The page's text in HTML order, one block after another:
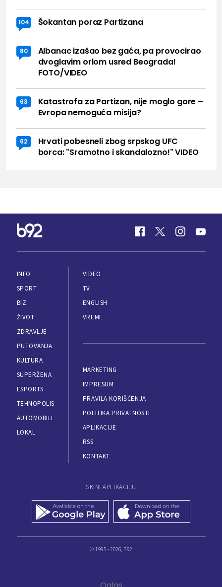
104 Šokantan poraz Partizana
80
Albanac izašao bez gaća, pa provocirao
dvoglavim orlom usred Beograda!
FOTO/VIDEO
63
Katastrofa za Partizan, nije moglo gore –
Evropa nemoguća misija?
62
Hrvati pobesneli zbog srpskog UFC
borca: "Sramotno i skandalozno!" VIDEO
INFO
SPORT
BIZ
ŽIVOT
ZDRAVLJE
PUTOVANJA
KULTURA
SUPERŽENA
ESPORTS
TEHNOPOLIS
AUTOMOBILI
LOKAL
VIDEO
TV
ENGLISH
VREME
MARKETING
IMPRESUM
PRAVILA KORIŠĆENJA
POLITIKA PRIVATNOSTI
APLIKACIJE
RSS
KONTAKT
SKINI APLIKACIJU
© 1995 - 2026, B92